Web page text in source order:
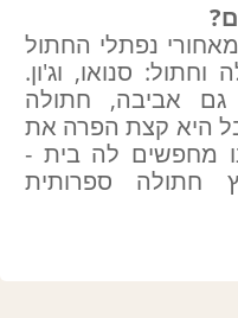
נפתלי החתול
סנואו, וג'ון.
גם אביבה, חתולה
היא קצת הפרה את
מחפשים לה בית -
חתולה ספרותית